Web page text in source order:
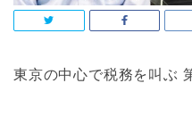
東京の中心で税務を叫ぶ